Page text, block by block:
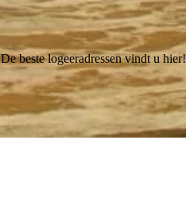
De beste logeeradressen vindt u hier!